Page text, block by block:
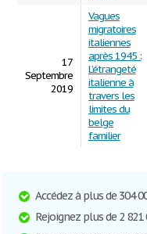
17
Septembre
2019
Vagues
migratoires
italiennes
après 1945 :
L’étrangeté
italienne à
travers les
limites du
belge
familier
Accédez à plus de 304
Rejoignez plus de 2